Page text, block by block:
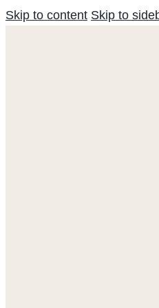
Skip to content Skip to